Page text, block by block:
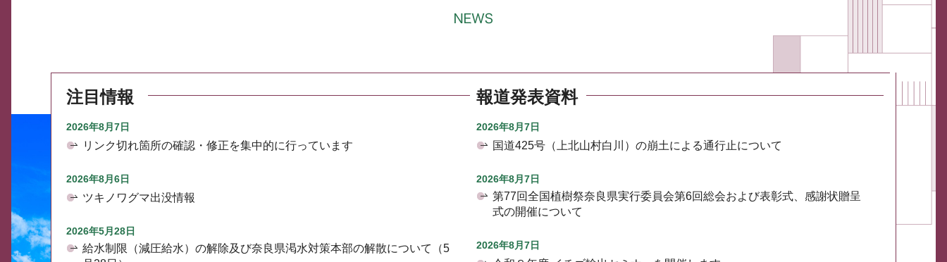
注目情報
2026年8月7日
リンク切れ箇所の確認・修正を集中的に行っています
2026年8月6日
ツキノワグマ出没情報
2026年5月28日
給水制限（減圧給水）の解除及び奈良県渇水対策本部の解散について（5
報道発表資料
2026年8月7日
国道425号（上北山村白川）の崩土による通行止について
2026年8月7日
第77回全国植樹祭奈良県実行委員会第6回総会および表彰式、感謝状贈呈
式の開催について
2026年8月7日